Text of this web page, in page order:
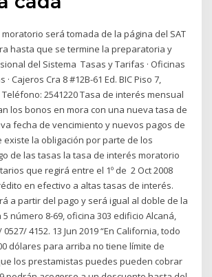
será tomada de la página del SAT
hasta que se termine la preparatoria y
del Sistema Tasas y Tarifas · Oficinas
· Cajeros Cra 8 #12B-61 Ed. BIC Piso 7,
2541220 Tasa de interés mensual
los bonos en mora con una nueva tasa de
fecha de vencimiento y nuevos pagos de
existe la obligación por parte de los
de las tasas la tasa de interés moratorio
que regirá entre el 1º de 2 Oct 2008
en efectivo a altas tasas de interés.
a partir del pago y será igual al doble de la
número 8-69, oficina 303 edificio Alcaná,
4152. 13 Jun 2019 “En California, todo
dólares para arriba no tiene límite de
los prestamistas puedes pueden cobrar